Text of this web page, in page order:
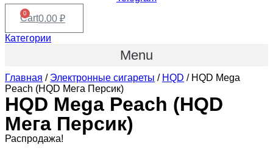
0.00 ₽
0
Cart
Категории
Menu
Главная / Электронные сигареты / HQD / HQD Mega
Peach (HQD Мега Персик)
HQD Mega Peach (HQD
Мега Персик)
Распродажа!